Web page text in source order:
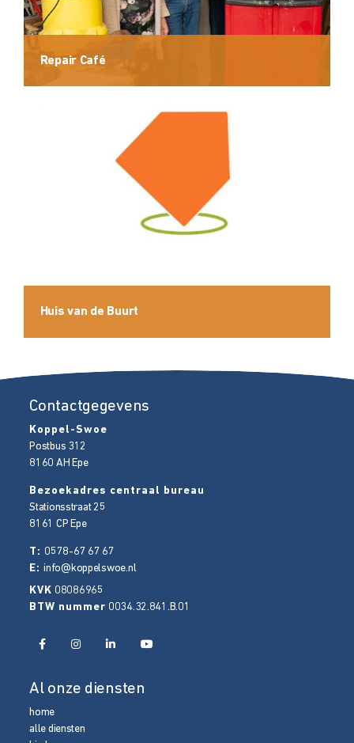
Repair Café
Huis van de Buurt
Contactgegevens
Koppel-Swoe
Postbus 312
8160 AH Epe
Bezoekadres centraal bureau
Stationsstraat 25
8161 CP Epe
T: 0578-67 67 67
E:info@koppelswoe.nl
KVK 08086965
BTW nummer 0034.32.841.B.01
Al onze diensten
home
alle diensten